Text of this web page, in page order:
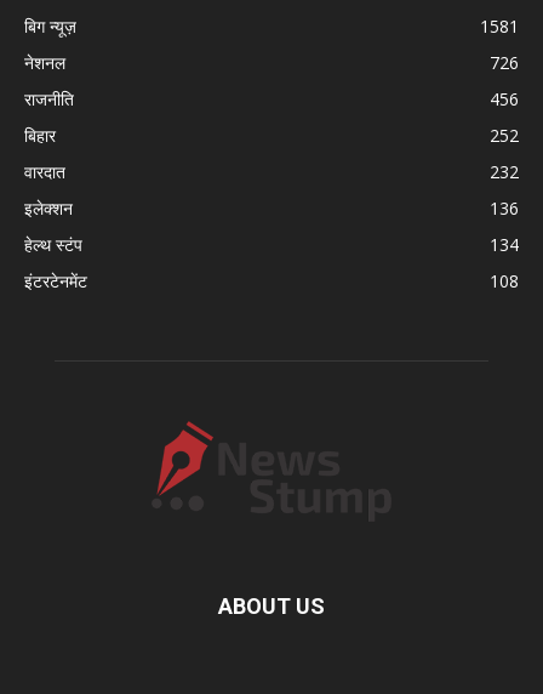
बिग न्यूज़
1581
नेशनल
726
राजनीति
456
बिहार
252
वारदात
232
इलेक्शन
136
हेल्थ स्टंप
134
इंटरटेनमेंट
108
ABOUT US